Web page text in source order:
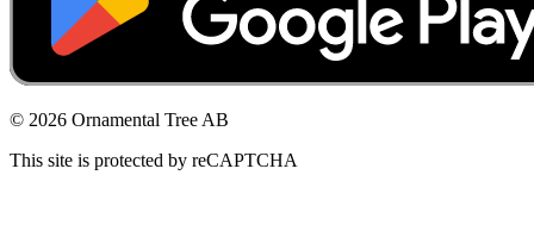
© 2026 Ornamental Tree AB
This site is protected by reCAPTCHA